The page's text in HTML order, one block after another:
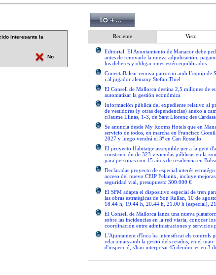
interesante la
No
Reciente Visto
Editorial: El Ayuntamiento de Manacor debe
antes de renovarle la nueva adjudicación,
los deberes y obligaciones estén equilibrados
ConectaBalear renova patrocini amb l’equip de
i al jugador alemany Stefan Thiel
El Consell de Mallorca destina 2,5 millones de
automatizar la gestión económica
Información pública del expediente relativo al
de vestidores (y otras dependencias) anexo a
c/Jaume Llinàs, 1-3, de Sant Llorenç des
Se anuncia desde My Rooms Hotels que en
servicio de todos, en marcha en Francisco
2027 y luego vendrá el 3º en Can Rossello
El proyecto Habitatge assequible per a la gent
construcción de 323 viviendas públicas en la
para personas con 15 años de residencia en
Declaradas proyecto de especial interés
acceso del nuevo CEIP Felanitx, incluye
seguridad vial, presupuesto 300.000 €
El SFM adapta el dispositivo especial de tren
las obras estratégicas de Son Rullan, 10 de
18.44 h, 19.44 h, 20.44 h, 21.00 h (especial),
El Consell de Mallorca lanza una nueva
sobre las incidencias en la red viaria, conocer
coordinación entre administraciones y servicios
L'Ajuntament d'Inca ha intensificat els controls
relacionats amb la gestió dels residus, en el
d'inspecció, s'han interposat 45 denúncies en 3